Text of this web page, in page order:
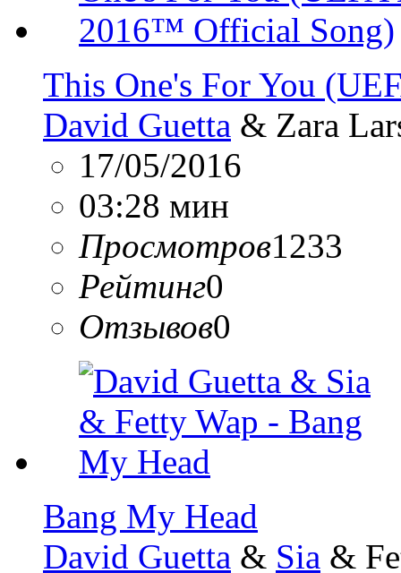
This One's For You
David Guetta & Zara
17/05/2016
03:28 мин
Просмотров1233
Рейтинг0
Отзывов0
Bang My Head
David Guetta & Sia &